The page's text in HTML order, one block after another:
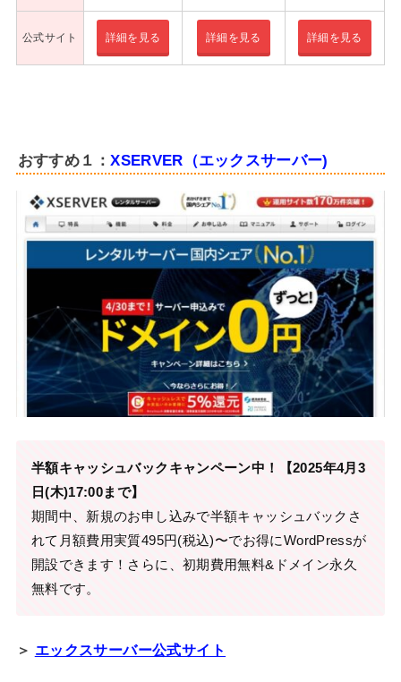
公式サイト 詳細を見る 詳細を見る 詳細を見る
おすすめ１：XSERVER（エックスサーバー)
半額キャッシュバックキャンペーン中！【2025年4月3
日(木)17:00まで】
期間中、新規のお申し込みで半額キャッシュバックさ
れて月額費用実質495円(税込)〜でお得にWordPressが
開設できます！さらに、初期費用無料&ドメイン永久
無料です。
＞ エックスサーバー公式サイト